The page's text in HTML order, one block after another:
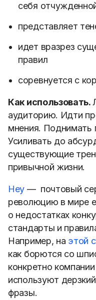
себя
представляет
идет вразрез
правил
соревнуется с
Как использовать.
аудиторию. Идти
мнения. Поднимать
Усиливать до
существующие
привычной жизни.
Hey — почтовый
революцию в мире
о недостатках
стандарты и
Например, на этой
как борются со
конкретно
используют
фразы.